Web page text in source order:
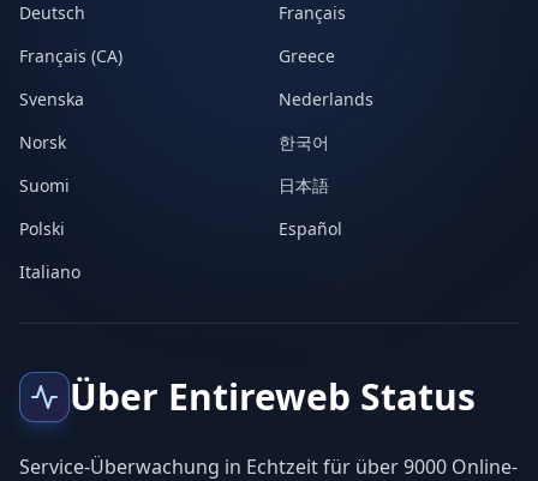
Deutsch
Français
Français (CA)
Greece
Svenska
Nederlands
Norsk
한국어
Suomi
日本語
Polski
Español
Italiano
Über Entireweb Status
Service-Überwachung in Echtzeit für über 9000 Online-